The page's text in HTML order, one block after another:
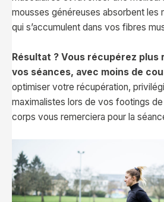
mousses généreuses absorbent les
qui s’accumulent dans vos fibres
Résultat ? Vous récupérez plus
vos séances, avec moins de
optimiser votre récupération,
maximalistes lors de vos footings
corps vous remerciera pour la